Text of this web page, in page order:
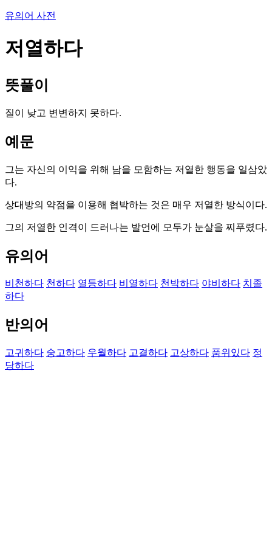
유의어 사전
저열하다
뜻풀이
질이 낮고 변변하지 못하다.
예문
그는 자신의 이익을 위해 남을 모함하는 저열한 행동을 일삼았
다.
상대방의 약점을 이용해 협박하는 것은 매우 저열한 방식이다.
그의 저열한 인격이 드러나는 발언에 모두가 눈살을 찌푸렸다.
유의어
비천하다 천하다 열등하다 비열하다 천박하다 야비하다 치졸
하다
반의어
고귀하다 숭고하다 우월하다 고결하다 고상하다 품위있다 정
당하다